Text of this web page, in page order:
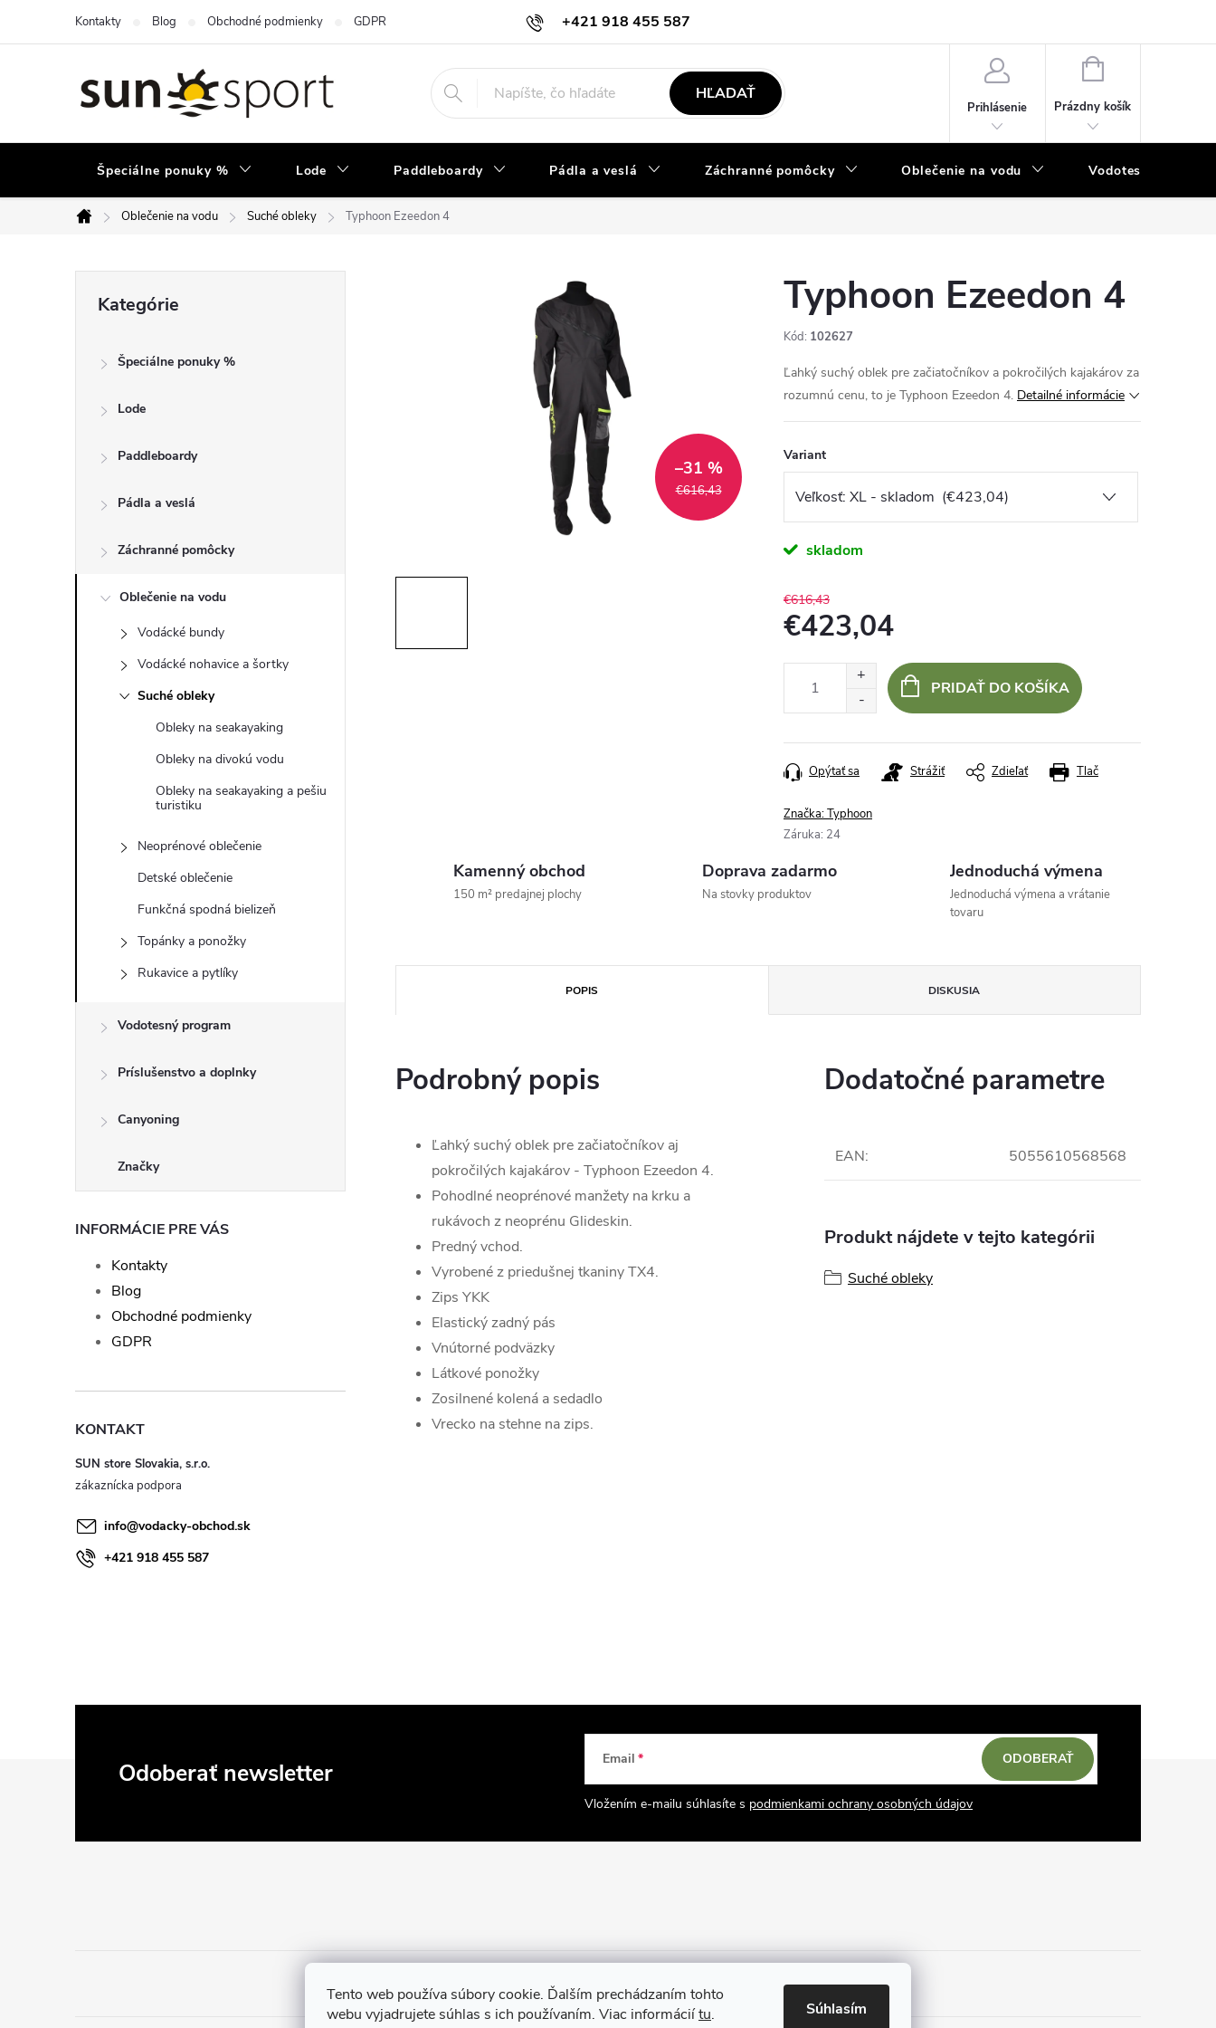
Tento web používa súbory cookie. Ďalším prechádzaním tohto
webu vyjadrujete súhlas s ich používaním. Viac informáciítu. Súhlasím
+421 918 455 587
info@vodacky-obchod.sk
Kontakty Blog Obchodné podmienky GDPR
HĽADAŤ
Prihlásenie
NÁKUPNÝ
Prázdny košík
Špeciálne ponuky % Lode Paddleboardy Pádla a veslá Záchranné pomôcky Oblečenie na vodu Vodotesný program
Domov
Oblečenie na vodu Suché obleky Typhoon Ezeedon 4
a
kategórie
Kategórie
Špeciálne ponuky %
Lode
Paddleboardy
Pádla a veslá
Záchranné pomôcky
Oblečenie na vodu
Vodácké bundy
Vodácké nohavice a šortky
Suché obleky
Obleky na seakayaking
Obleky na divokú vodu
Obleky na seakayaking a pešiu
turistiku
Neoprénové oblečenie
Detské oblečenie
Funkčná spodná bielizeň
Topánky a ponožky
Rukavice a pytlíky
Vodotesný program
Príslušenstvo a doplnky
Canyoning
Značky
INFORMÁCIE PRE VÁS
Kontakty
Blog
Obchodné podmienky
GDPR
KONTAKT
SUN store Slovakia, s.r.o.
info@vodacky-obchod.sk
+421 918 455 587
€616,43
–31 %
Typhoon Ezeedon 4
Kód: 102627
Ľahký suchý oblek pre začiatočníkov a pokročilých kajakárov za
rozumnú cenu, to je Typhoon Ezeedon 4. Detailné informácie
Variant
skladom
€616,43
€423,04
PRIDAŤ DO KOŠÍKA
Tlač
Opýtať sa Strážiť Zdieľať
Značka:Typhoon
Záruka: 24
Kamenný obchod
150 m² predajnej plochy
Doprava zadarmo
Na stovky produktov
Jednoduchá výmena
Jednoduchá výmena a vrátanie
tovaru
POPIS DISKUSIA
Podrobný popis
Ľahký suchý oblek pre začiatočníkov aj
pokročilých kajakárov - Typhoon Ezeedon 4.
Pohodlné neoprénové manžety na krku a
rukávoch z neoprénu Glideskin.
Predný vchod.
Vyrobené z priedušnej tkaniny TX4.
Zips YKK
Elastický zadný pás
Vnútorné podväzky
Látkové ponožky
Zosilnené kolená a sedadlo
Vrecko na stehne na zips.
Dodatočné parametre
EAN: 5055610568568
Produkt nájdete v tejto kategórii
Suché obleky
Odoberať newsletter Email
Vložením e-mailu súhlasíte s podmienkami ochrany osobných údajov
ODOBERAŤ